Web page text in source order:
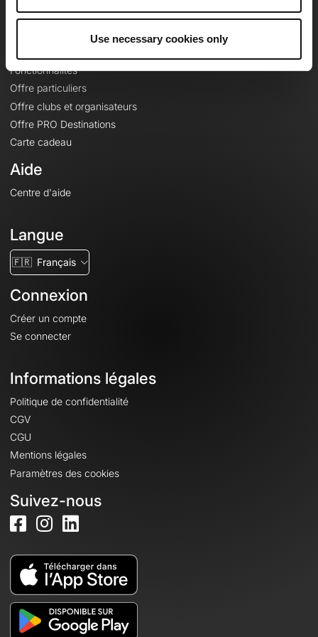
Use necessary cookies only
Fonctionnalités
Offre particuliers
Offre clubs et organisateurs
Offre PRO Destinations
Carte cadeau
Aide
Centre d'aide
Langue
🇫🇷 Français
Connexion
Créer un compte
Se connecter
Informations légales
Politique de confidentialité
CGV
CGU
Mentions légales
Paramètres des cookies
Suivez-nous